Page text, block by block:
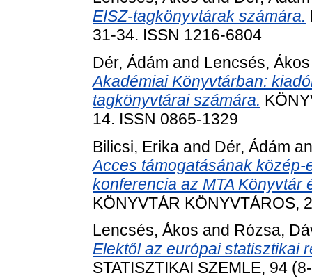
EISZ-tagkönyvtárak számára.
31-34. ISSN 1216-6804
Dér, Ádám and Lencsés, Ákos
Akadémiai Könyvtárban:
tagkönyvtárai számára.
14. ISSN 0865-1329
Bilicsi, Erika and Dér, Ádám
Acces támogatásának
konferencia az MTA Könyvtár
KÖNYVTÁR KÖNYVTÁROS,
Lencsés, Ákos and Rózsa,
Elektől az európai statisztikai
STATISZTIKAI SZEMLE, 94